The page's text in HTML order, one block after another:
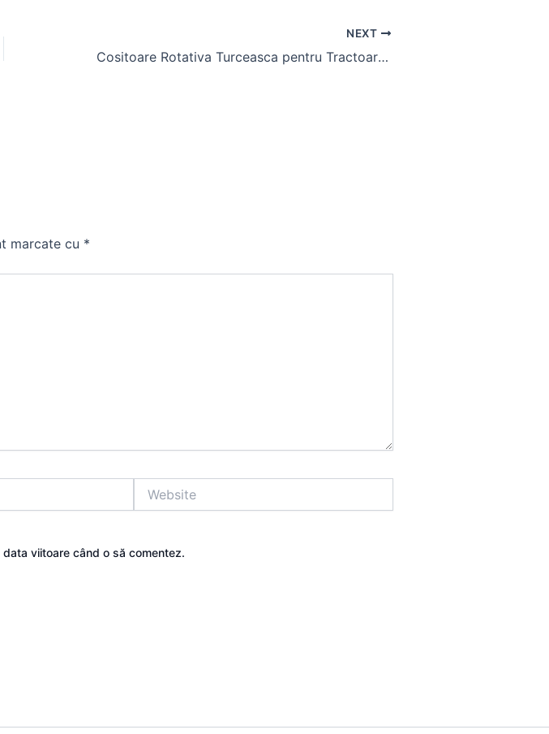
NEXT
Cositoare Rotativa Turceasca pentru Tractoare: Eficienta in Lucrari Agricole
marcate cu *
viitoare când o să comentez.